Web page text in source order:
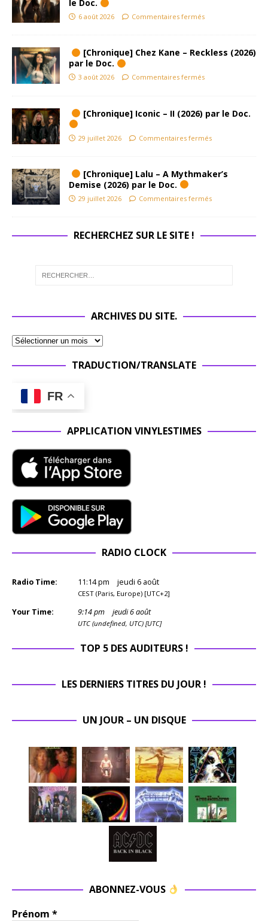
le Doc.
6 août 2026 Commentaires fermés
[Chronique] Chez Kane – Reckless (2026)
par le Doc.
3 août 2026 Commentaires fermés
[Chronique] Iconic – II (2026) par le Doc.
29 juillet 2026 Commentaires fermés
[Chronique] Lalu – A Mythmaker’s
Demise (2026) par le Doc.
29 juillet 2026 Commentaires fermés
RECHERCHEZ SUR LE SITE !
ARCHIVES DU SITE.
TRADUCTION/TRANSLATE
FR
APPLICATION VINYLESTIMES
RADIO CLOCK
Radio Time: 11:14pm jeudi 6 août
CEST (Paris, Europe) [UTC+2]
Your Time: 9:14pm jeudi 6 août
UTC (undefined, UTC) [UTC]
TOP 5 DES AUDITEURS !
LES DERNIERS TITRES DU JOUR !
UN JOUR – UN DISQUE
ABONNEZ-VOUS
Prénom *